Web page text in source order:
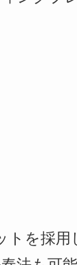
トを採用